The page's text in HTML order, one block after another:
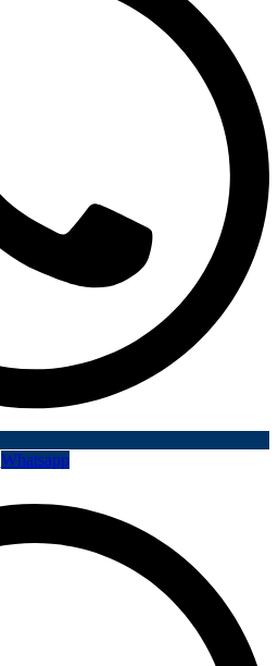
Whatsapp